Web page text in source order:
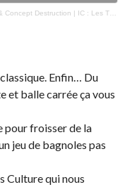
Destruction | IC : Les Trolls
Enfin… Du
et balle carrée ça vous
pour froisser de la
jeu de bagnoles pas
Culture qui nous